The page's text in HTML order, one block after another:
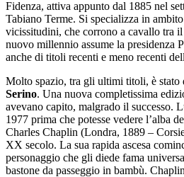
Fidenza, attiva appunto dal 1885 nel
Tabiano Terme. Si specializza in
vicissitudini, che corrono a cavallo tra
nuovo millennio assume la presidenza
anche di titoli recenti e meno recenti
Molto spazio, tra gli ultimi titoli, è stato
Serino. Una nuova completissima
avevano capito, malgrado il successo.
1977 prima che potesse vedere l’alba
Charles Chaplin (Londra, 1889 –
XX secolo. La sua rapida ascesa
personaggio che gli diede fama
bastone da passeggio in bambù.